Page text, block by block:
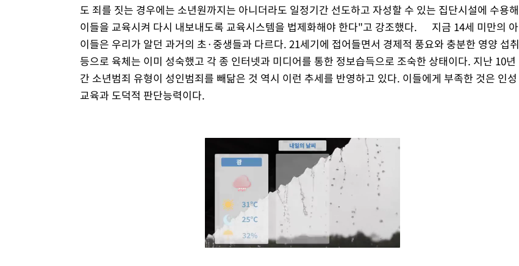
도 죄를 짓는 경우에는 소년원까지는 아니더라도 일정기간 선도하고 자성할 수 있는 집단시설에 수용해
이들을 교육시켜 다시 내보내도록 교육시스템을 법제화해야 한다"고 강조했다. 지금 14세 미만의 아
이들은 우리가 알던 과거의 초·중생들과 다르다. 21세기에 접어들면서 경제적 풍요와 충분한 영양 섭취
등으로 육체는 이미 성숙했고 각 종 인터넷과 미디어를 통한 정보습득으로 조숙한 상태이다. 지난 10년
간 소년범죄 유형이 성인범죄를 빼닮은 것 역시 이런 추세를 반영하고 있다. 이들에게 부족한 것은 인성
교육과 도덕적 판단능력이다.